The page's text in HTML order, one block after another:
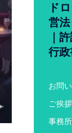
ド
営
｜
行
お問
ご挨拶
事務